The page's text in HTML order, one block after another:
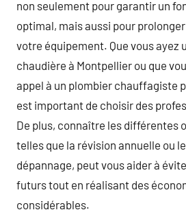
non seulement pour garantir un
optimal, mais aussi pour
votre équipement. Que vous ayez
chaudière à Montpellier ou que
appel à un plombier chauffagiste
est important de choisir des
De plus, connaître les différentes
telles que la révision annuelle ou
dépannage, peut vous aider à
futurs tout en réalisant des
considérables.